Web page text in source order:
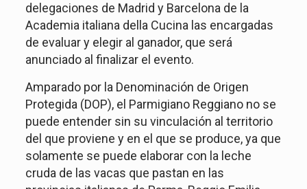
delegaciones de Madrid y Barcelona de la
Academia italiana della Cucina las encargadas
de evaluar y elegir al ganador, que será
anunciado al finalizar el evento.
Amparado por la Denominación de Origen
Protegida (DOP), el Parmigiano Reggiano no se
puede entender sin su vinculación al territorio
del que proviene y en el que se produce, ya que
solamente se puede elaborar con la leche
cruda de las vacas que pastan en las